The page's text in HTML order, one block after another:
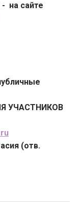
на сайте
УЧАСТНИКОВ
(отв.